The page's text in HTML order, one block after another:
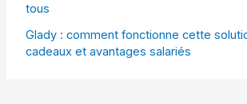
tous
Glady : comment fonctionne cette
cadeaux et avantages salariés